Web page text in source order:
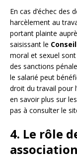
En cas d’échec des
harcèlement au
portant plainte
saisissant le
moral et sexuel
des sanctions
le salarié peut
droit du travail pour
en savoir plus sur
pas à consulter le
4. Le rôle